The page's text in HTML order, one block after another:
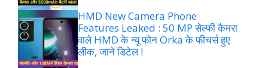
HMD New Camera Phone
Features Leaked : 50 MP सेल्फी कैमरा
वाले HMD के न्यू फोन Orka के फीचर्स हुए
लीक, जाने डिटेल !